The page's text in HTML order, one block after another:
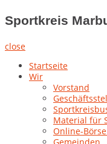
Sportkreis
close
Startseite
Wir
Vorstand
Material für
Online-